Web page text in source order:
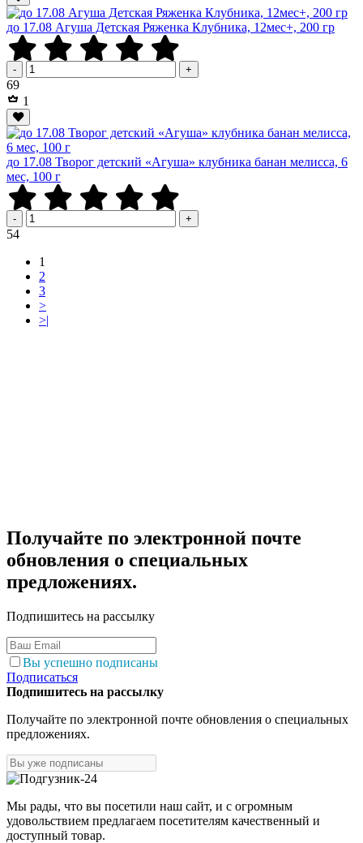
до 17.08 Агуша Детская Ряженка Клубника, 12мес+, 200 гр
- +
69Р
1
до 17.08 Творог детский «Агуша» клубника банан мелисса, 6
мес, 100 г
- +
54Р
1
2
3
>
>|
Получайте по электронной почте
обновления о специальных
предложениях.
Подпишитесь на рассылку
Вы успешно подписаны
Подписаться
Подпишитесь на рассылку
Получайте по электронной почте обновления о специальных
предложениях.
Мы рады, что вы посетили наш сайт, и с огромным
удовольствием предлагаем посетителям качественный и
доступный товар.